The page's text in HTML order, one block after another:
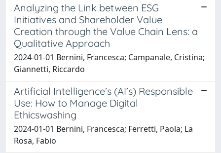
Analyzing the Link between ESG
Initiatives and Shareholder Value
Creation through the Value Chain Lens: a
Qualitative Approach
2024-01-01 Bernini, Francesca; Campanale, Cristina;
Giannetti, Riccardo
Artificial Intelligence’s (AI’s) Responsible
Use: How to Manage Digital
Ethicswashing
2024-01-01 Bernini, Francesca; Ferretti, Paola; La
Rosa, Fabio